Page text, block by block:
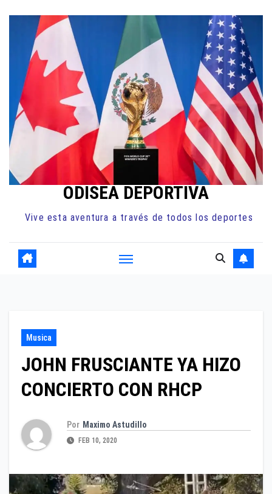
contenido
ODISEA DEPORTIVA
Vive esta aventura a través de todos los deportes
Musica
JOHN FRUSCIANTE YA HIZO
CONCIERTO CON RHCP
Por Maximo Astudillo
FEB 10, 2020